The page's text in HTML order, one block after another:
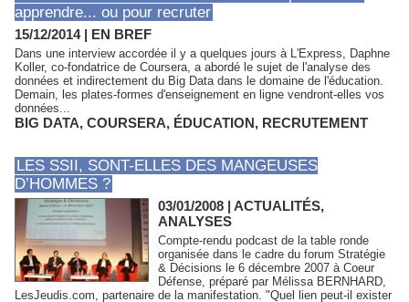
apprendre... ou pour recruter
15/12/2014| EN BREF
Dans une interview accordée il y a quelques jours à L'Express, Daphne
Koller, co-fondatrice de Coursera, a abordé le sujet de l'analyse des
données et indirectement du Big Data dans le domaine de l'éducation.
Demain, les plates-formes d'enseignement en ligne vendront-elles vos
données...
BIG DATA, COURSERA, ÉDUCATION, RECRUTEMENT
LES SSII, SONT-ELLES DES MANGEUSES
D’HOMMES ?
03/01/2008 | ACTUALITÉS,
ANALYSES
Compte-rendu podcast de la table ronde
organisée dans le cadre du forum Stratégie
& Décisions le 6 décembre 2007 à Coeur
Défense, préparé par Mélissa BERNHARD,
LesJeudis.com, partenaire de la manifestation. "Quel lien peut-il exister